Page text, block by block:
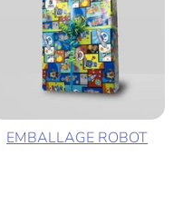
EMBALLAGE ROBOT